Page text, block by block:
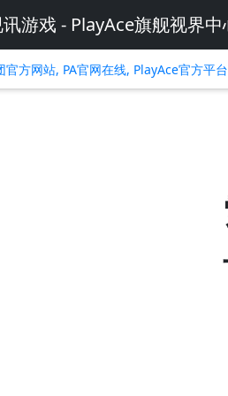
讯游戏 - PlayAce旗舰视界中
官方网站, PA官网在线, PlayAce官方平